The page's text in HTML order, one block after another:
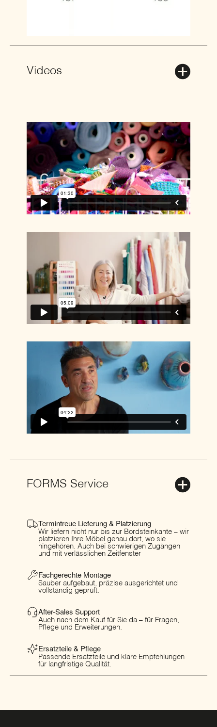
Videos
FORMS Service
Termintreue Lieferung & Platzierung
Wir liefern nicht nur bis zur Bordsteinkante – wir
platzieren Ihre Möbel genau dort, wo sie
hingehören. Auch bei schwierigen Zugängen
und mit verlässlichen Zeitfenster
Fachgerechte Montage
Sauber aufgebaut, präzise ausgerichtet und
vollständig geprüft.
After-Sales Support
Auch nach dem Kauf für Sie da – für Fragen,
Pflege und Erweiterungen.
Ersatzteile & Pflege
Passende Ersatzteile und klare Empfehlungen
für langfristige Qualität.